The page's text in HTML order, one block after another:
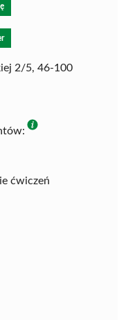
2/5, 46-100
ćwiczeń